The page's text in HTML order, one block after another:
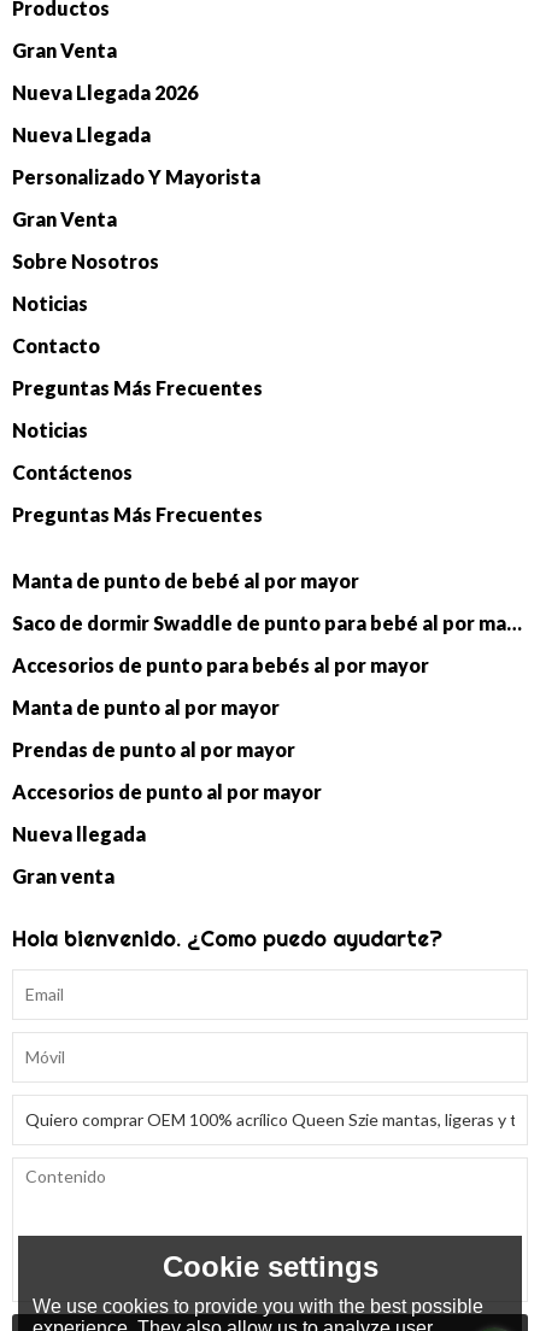
Productos
Gran Venta
Nueva Llegada 2026
Nueva Llegada
Personalizado Y Mayorista
Gran Venta
Sobre Nosotros
Noticias
Contacto
Preguntas Más Frecuentes
Noticias
Contáctenos
Preguntas Más Frecuentes
Manta de punto de bebé al por mayor
Saco de dormir Swaddle de punto para bebé al por mayor
Accesorios de punto para bebés al por mayor
Manta de punto al por mayor
Prendas de punto al por mayor
Accesorios de punto al por mayor
Nueva llegada
Gran venta
Hola bienvenido. ¿Como puedo ayudarte?
Cookie settings
We use cookies to provide you with the best possible